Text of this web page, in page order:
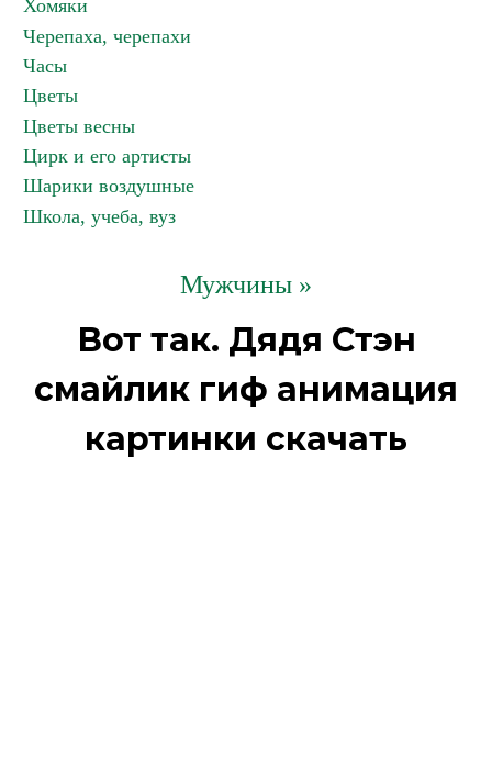
Хомяки
Черепаха, черепахи
Часы
Цветы
Цветы весны
Цирк и его артисты
Шарики воздушные
Школа, учеба, вуз
Мужчины »
Вот так. Дядя Стэн
смайлик гиф анимация
картинки скачать